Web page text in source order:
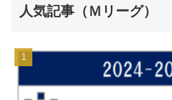
人気記事（Ｍリーグ）